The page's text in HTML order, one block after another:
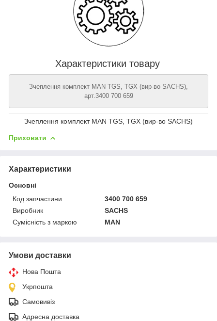
Характеристики товару
Зчеплення комплект MAN TGS, TGX (вир-во SACHS),
арт.3400 700 659
Зчеплення комплект MAN TGS, TGX (вир-во SACHS)
Приховати
Характеристики
Основні
Код запчастини
3400 700 659
Виробник
SACHS
Сумісність з маркою
MAN
Умови доставки
Нова Пошта
Укрпошта
Самовивіз
Адресна доставка